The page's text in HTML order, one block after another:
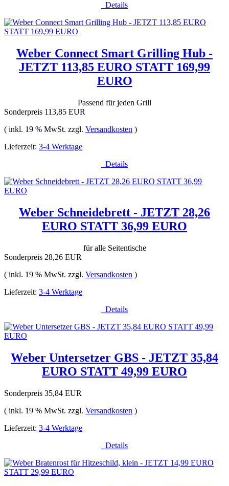
Details
Weber Connect Smart Grilling Hub -
JETZT 113,85 EURO STATT 169,99
EURO
Passend für jeden Grill
Sonderpreis 113,85 EUR
( inkl. 19 % MwSt. zzgl. Versandkosten )
Lieferzeit: 3-4 Werktage
Details
Weber Schneidebrett - JETZT 28,26
EURO STATT 36,99 EURO
für alle Seitentische
Sonderpreis 28,26 EUR
( inkl. 19 % MwSt. zzgl. Versandkosten )
Lieferzeit: 3-4 Werktage
Details
Weber Untersetzer GBS - JETZT 35,84
EURO STATT 49,99 EURO
Sonderpreis 35,84 EUR
( inkl. 19 % MwSt. zzgl. Versandkosten )
Lieferzeit: 3-4 Werktage
Details